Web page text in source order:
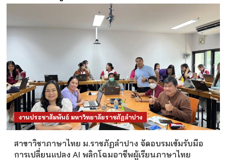
งานประชาสัมพันธ์ มหาวิทยาลัยราชภัฏลำปาง
สาขาวิชาภาษาไทย ม.ราชภัฏลำปาง จัดอบรมเข้มรับมือ
การเปลี่ยนแปลง AI พลิกโฉมอาชีพผู้เรียนภาษาไทย